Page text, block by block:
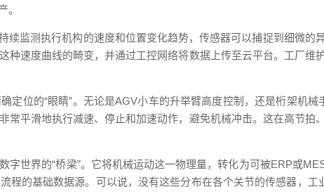
。
续监测执行机构的速度和位置变化趋势，传感器可以捕捉到细微的
速度曲线的畸变，并通过工控网络将数据上传至云平台。工厂维
位的“眼睛”。无论是AGV小车的升举臂高度控制，还是桁架机
平滑地执行减速、停止和加速动作，避免机械冲击。这在高节拍
世界的“桥梁”。它将机械运动这一物理量，转化为可被ERP或
的基础数据源。可以说，没有这些分布在各个关节的传感器，工